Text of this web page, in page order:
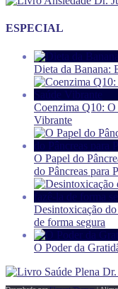
ESPECIAL
Dieta da Banana:
Coenzima Q10:
Vibrante
O Papel do
do Pâncreas para
Desintoxicação
de forma segura
O Poder da